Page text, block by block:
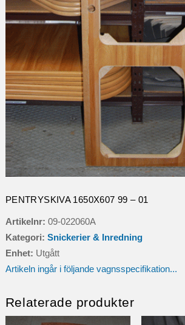
PENTRYSKIVA 1650X607 99 – 01
Artikelnr: 09-022060A
Kategori: Snickerier & Inredning
Enhet: Utgått
Artikeln ingår i följande vagnsspecifikation...
Relaterade produkter